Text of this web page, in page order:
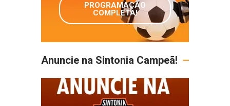
PROGRAMAÇÃO
COMPLETA!
Anuncie na Sintonia Campeã!